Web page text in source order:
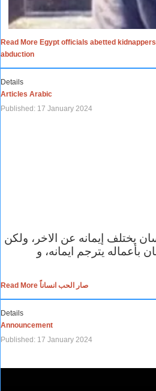
Read More Egypt officials abetted
abduction
Details
Articles Arabic
Published: 17 January 2024
يختلف إيمانه عن الاخر، ولكن
بأعماله يترجم ايمانه، و
Read More صار الحب انساناً
Details
Announcement
Published: 17 January 2024